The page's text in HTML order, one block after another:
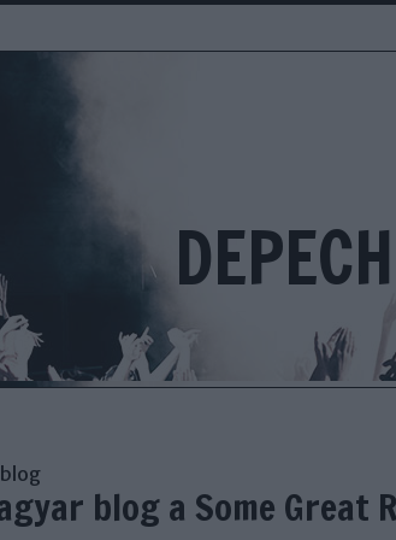
blog
blog a Some Great